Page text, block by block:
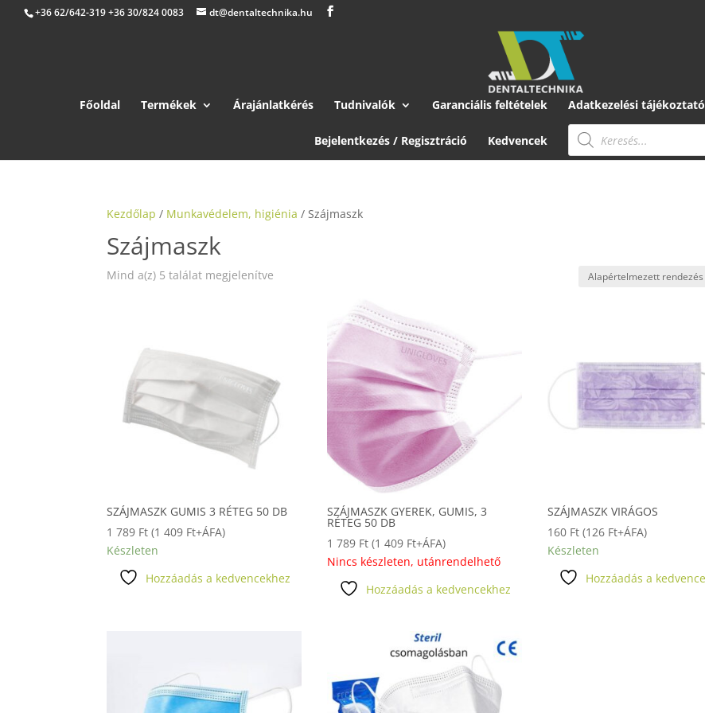
+36 62/642-319 +36 30/824 0083 dt@dentaltechnika.hu
Főoldal Termékek Árajánlatkérés Tudnivalók Garanciális feltételek Adatkezelési tájékoztató
Bejelentkezés / Regisztráció Kedvencek
Products
search
Kezdőlap / Munkavédelem, higiénia / Szájmaszk
Szájmaszk
Mind a(z) 5 találat megjelenítve
SZÁJMASZK GUMIS 3 RÉTEG 50 DB
1 789 Ft (1 409 Ft+ÁFA)
Készleten
Hozzáadás a kedvencekhez
SZÁJMASZK GYEREK, GUMIS, 3
RÉTEG 50 DB
1 789 Ft (1 409 Ft+ÁFA)
Nincs készleten, utánrendelhető
Hozzáadás a kedvencekhez
SZÁJMASZK VIRÁGOS
160 Ft (126 Ft+ÁFA)
Készleten
Hozzáadás a